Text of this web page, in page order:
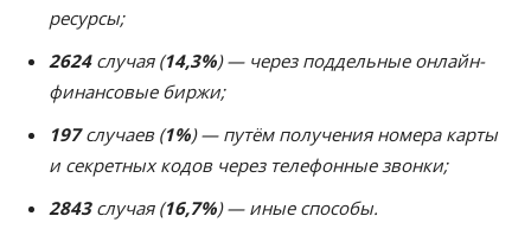
ресурсы;
2624случая (14,3%) — через поддельные онлайн-
финансовые биржи;
197случаев (1%) — путём получения номера карты
и секретных кодов через телефонные звонки;
2843случая (16,7%) — иные способы.